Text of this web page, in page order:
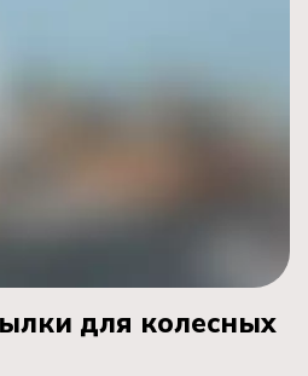
для колесных